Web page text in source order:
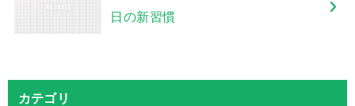
日の新習慣
カテゴリ